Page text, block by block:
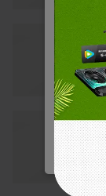
意，如
验，并
基本
允许用
个人资
的访问权
营销
用于了解
更相关的
统计
通过收集
们的网站
* 点击确